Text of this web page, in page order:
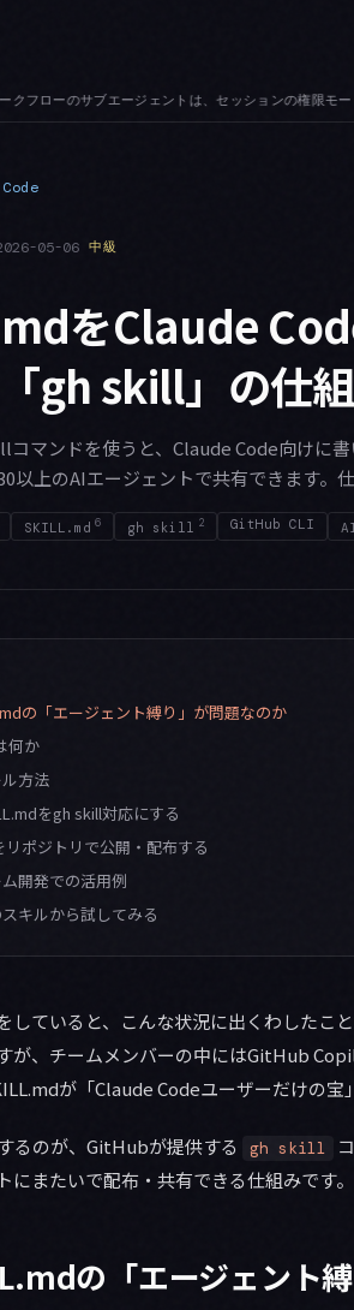
ずファイル編集を自動承認します。agent_id を見
05-06 中級
をClaude
gh skill」の仕
マンドを使うと、Claude Code向けに
以上のAIエージェントで共有できます。
SKILL.md 6 gh skill 2 GitHub CLI
の「エージェント縛り」が問題なのか
何か
方法
をgh skill対応にする
リポジトリで公開・配布する
開発での活用例
キルから試してみる
していると、こんな状況に出くわしたこ
が、チームメンバーの中にはGitHub
が「Claude Codeユーザーだけの宝
るのが、GitHubが提供する gh skill
にまたいで配布・共有できる仕組みです。
の「エージェント